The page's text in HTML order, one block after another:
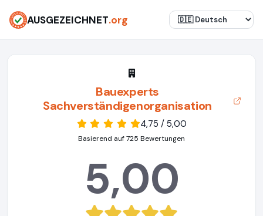
AUSGEZEICHNET.org
Bauexperts
Sachverständigenorganisation
4,75 / 5,00
Basierend auf 725 Bewertungen
5,00